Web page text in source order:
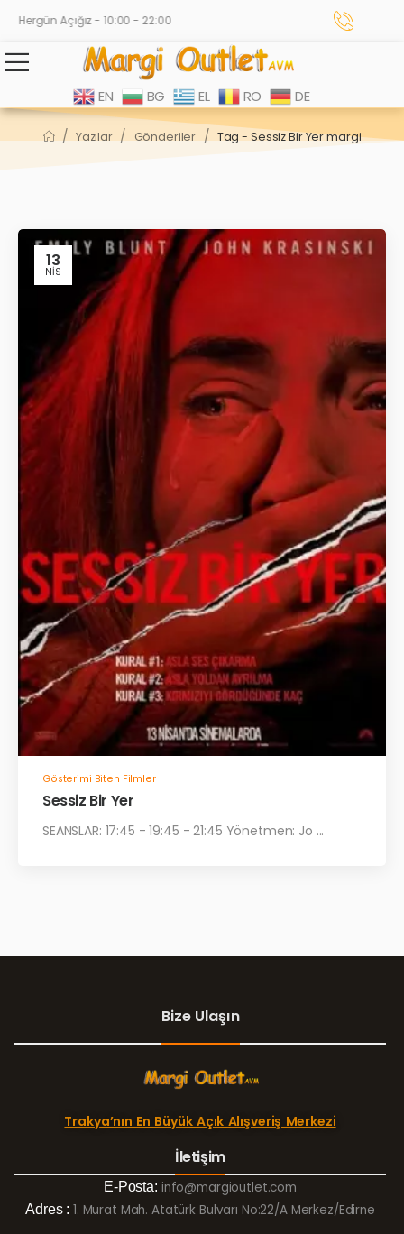
Hergün Açığız - 10:00 - 22:00
EN BG EL RO DE
/ Yazılar / Gönderiler / Tag - Sessiz Bir Yer margi
13
NIS
Gösterimi Biten Filmler
Sessiz Bir Yer
SEANSLAR: 17:45 - 19:45 - 21:45 Yönetmen: Jo ...
Bize Ulaşın
Trakya’nın En Büyük Açık Alışveriş Merkezi
İletişim
E-Posta: info@margioutlet.com
Adres : 1. Murat Mah. Atatürk Bulvarı No:22/A Merkez/Edirne